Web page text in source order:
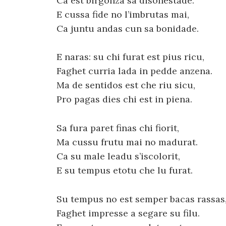
E cussa fide no l’imbrutas mai,
Ca juntu andas cun sa bonidade.
E naras: su chi furat est pius ricu,
Faghet curria lada in pedde anzena.
Ma de sentidos est che riu sicu,
Pro pagas dies chi est in piena.
Sa fura paret finas chi fiorit,
Ma cussu frutu mai no madurat.
Ca su male leadu s’iscolorit,
E su tempus etotu che lu furat.
Su tempus no est semper bacas
Faghet impresse a segare su filu.